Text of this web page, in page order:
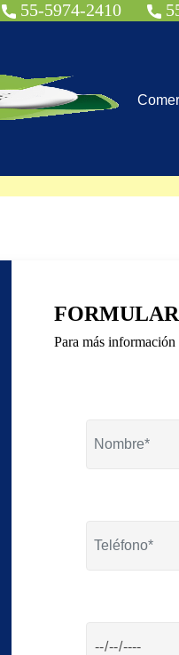
55-5974-2410
Para más